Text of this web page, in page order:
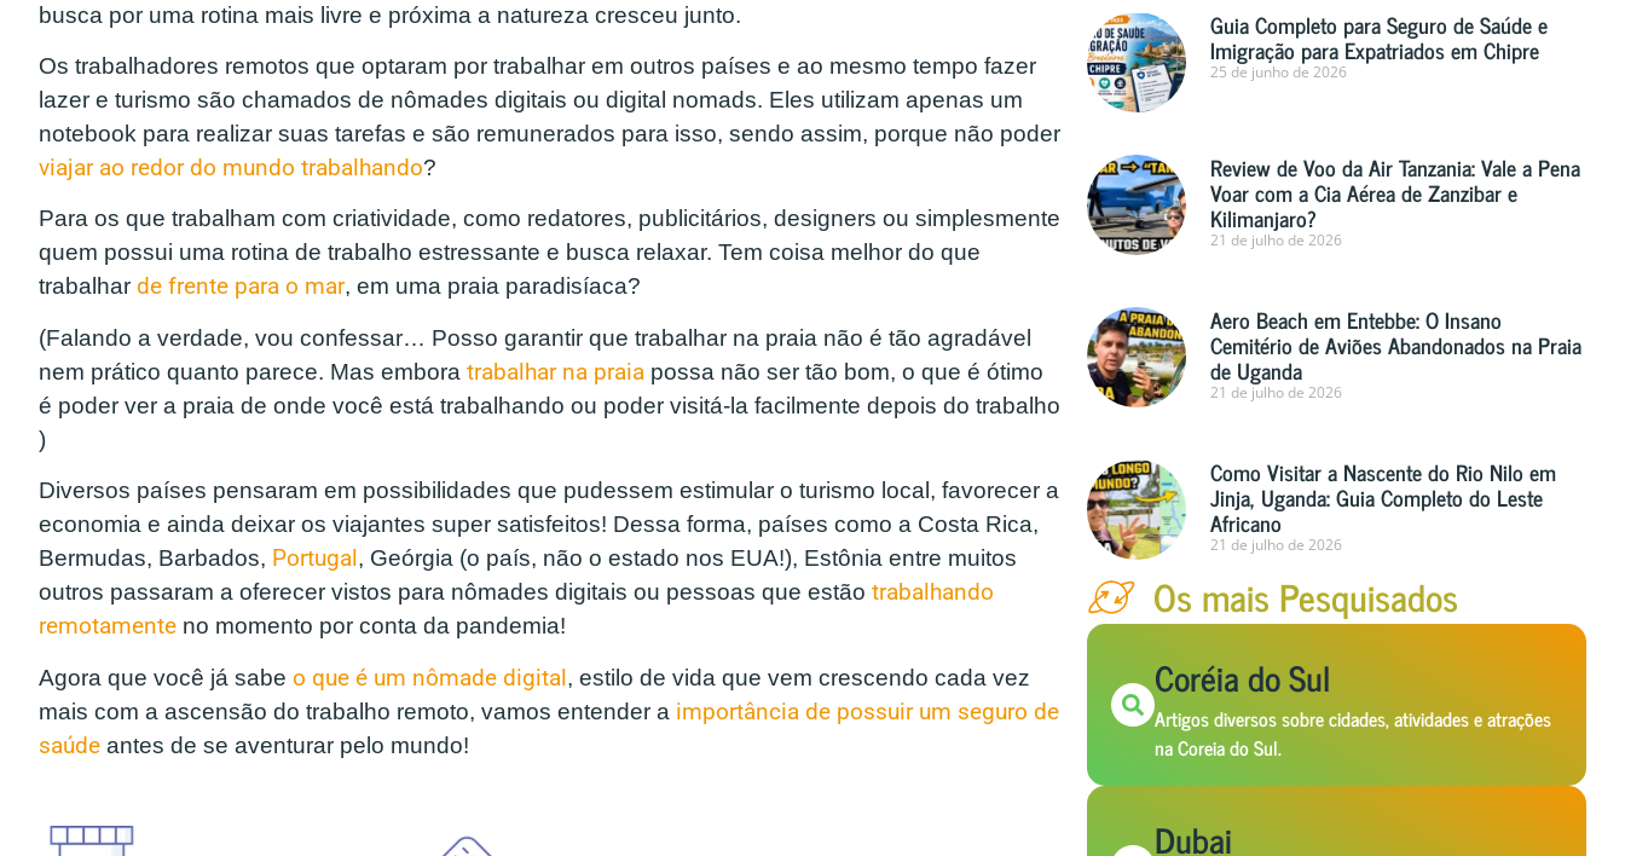
busca por uma rotina mais livre e próxima a natureza cresceu junto.
Os trabalhadores remotos que optaram por trabalhar em outros países e ao mesmo tempo fazer
lazer e turismo são chamados de nômades digitais ou digital nomads. Eles utilizam apenas um
notebook para realizar suas tarefas e são remunerados para isso, sendo assim, porque não poder
viajar ao redor do mundo trabalhando?
Para os que trabalham com criatividade, como redatores, publicitários, designers ou simplesmente
quem possui uma rotina de trabalho estressante e busca relaxar. Tem coisa melhor do que
trabalhar de frente para o mar, em uma praia paradisíaca?
(Falando a verdade, vou confessar… Posso garantir que trabalhar na praia não é tão agradável
nem prático quanto parece. Mas embora trabalhar na praia possa não ser tão bom, o que é ótimo
é poder ver a praia de onde você está trabalhando ou poder visitá-la facilmente depois do trabalho
)
Diversos países pensaram em possibilidades que pudessem estimular o turismo local, favorecer a
economia e ainda deixar os viajantes super satisfeitos! Dessa forma, países como a Costa Rica,
Bermudas, Barbados, Portugal , Geórgia (o país, não o estado nos EUA!), Estônia entre muitos
outros passaram a oferecer vistos para nômades digitais ou pessoas que estão trabalhando
remotamente no momento por conta da pandemia!
Agora que você já sabe o que é um nômade digital, estilo de vida que vem crescendo cada vez
mais com a ascensão do trabalho remoto, vamos entender a importância de possuir um seguro de
saúde antes de se aventurar pelo mundo!
Guia Completo para Seguro de Saúde e
Imigração para Expatriados em Chipre
25 de junho de 2026
Review de Voo da Air Tanzania: Vale a Pena
Voar com a Cia Aérea de Zanzibar e
Kilimanjaro?
21 de julho de 2026
Aero Beach em Entebbe: O Insano
Cemitério de Aviões Abandonados na Praia
de Uganda
21 de julho de 2026
Como Visitar a Nascente do Rio Nilo em
Jinja, Uganda: Guia Completo do Leste
Africano
21 de julho de 2026
Os mais Pesquisados
Coréia do Sul
Artigos diversos sobre cidades, atividades e atrações
na Coreia do Sul.
Dubai